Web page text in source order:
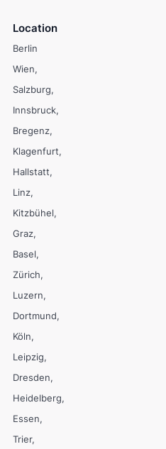
Location
Berlin
Wien
Salzburg
Innsbruck
Bregenz
Klagenfurt
Hallstatt
Linz
Kitzbühel
Graz
Basel
Zürich
Luzern
Dortmund
Köln
Leipzig
Dresden
Heidelberg
Essen
Trier